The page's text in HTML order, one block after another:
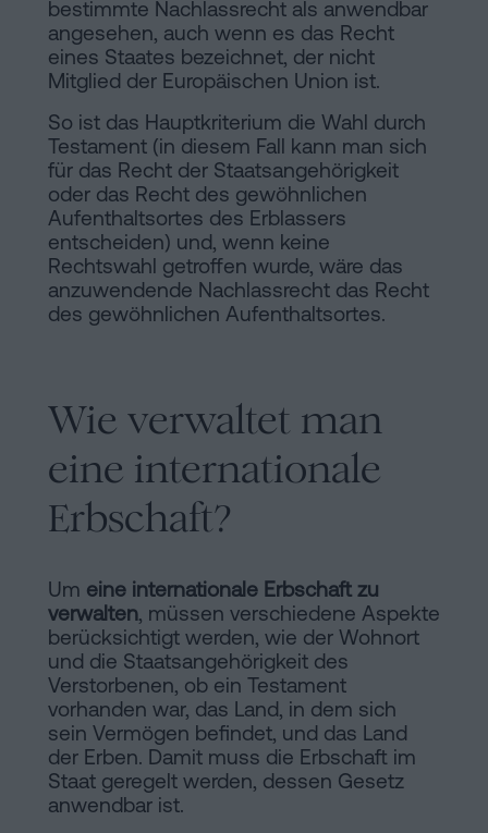
bestimmte Nachlassrecht als anwendbar
angesehen, auch wenn es das Recht
eines Staates bezeichnet, der nicht
Mitglied der Europäischen Union ist.
So ist das Hauptkriterium die Wahl durch
Testament (in diesem Fall kann man sich
für das Recht der Staatsangehörigkeit
oder das Recht des gewöhnlichen
Aufenthaltsortes des Erblassers
entscheiden) und, wenn keine
Rechtswahl getroffen wurde, wäre das
anzuwendende Nachlassrecht das Recht
des gewöhnlichen Aufenthaltsortes.
Wie verwaltet man
eine internationale
Erbschaft?
Um eine internationale Erbschaft zu
verwalten, müssen verschiedene Aspekte
berücksichtigt werden, wie der Wohnort
und die Staatsangehörigkeit des
Verstorbenen, ob ein Testament
vorhanden war, das Land, in dem sich
sein Vermögen befindet, und das Land
der Erben. Damit muss die Erbschaft im
Staat geregelt werden, dessen Gesetz
anwendbar ist.